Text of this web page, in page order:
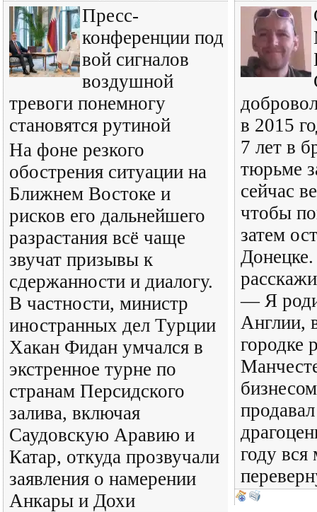
Пресс-
конференции под
вой сигналов
воздушной
тревоги понемногу
становятся рутиной
На фоне резкого
обострения ситуации на
Ближнем Востоке и
рисков его дальнейшего
разрастания всё чаще
звучат призывы к
сдержанности и диалогу.
В частности, министр
иностранных дел Турции
Хакан Фидан умчался в
экстренное турне по
странам Персидского
залива, включая
Саудовскую Аравию и
Катар, откуда прозвучали
заявления о намерении
Анкары и Дохи
в 2015
7 лет в
тюрьме
сейчас
чтобы
затем
— Я
Англии,
городке
году вся